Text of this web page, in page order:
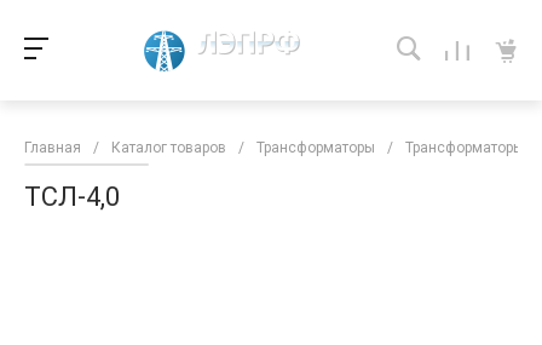
Главная / Каталог товаров / Трансформаторы / Трансформаторы
ТСЛ-4,0